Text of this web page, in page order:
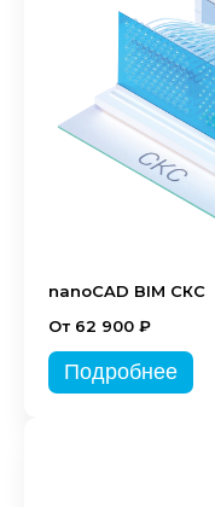
nanoCAD BIM СКС
От 62 900 ₽
Подробнее